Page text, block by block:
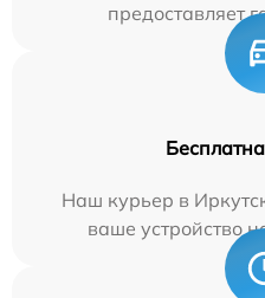
предоставляет
Наш курьер в
ваше устройство